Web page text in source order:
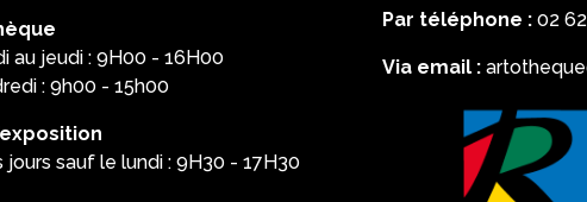
au jeudi : 9H00 - 16H00
: 9h00 - 15h00
jours sauf le lundi : 9H30 - 17H30
Par téléphone : 02
Via email :